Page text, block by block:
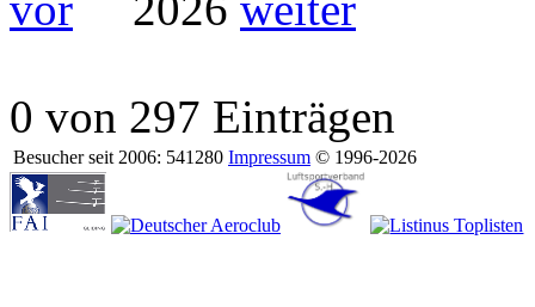
0 von 297 Einträgen
Besucher seit 2006: 541280 Impressum © 1996-2026